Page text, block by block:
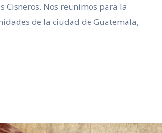
Cisneros. Nos reunimos para la
de la ciudad de Guatemala,